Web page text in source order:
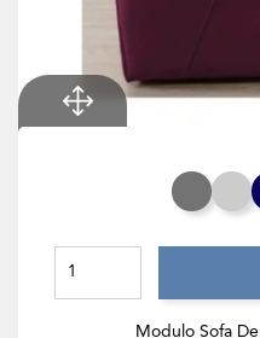
Cinza
Modulo Sofa